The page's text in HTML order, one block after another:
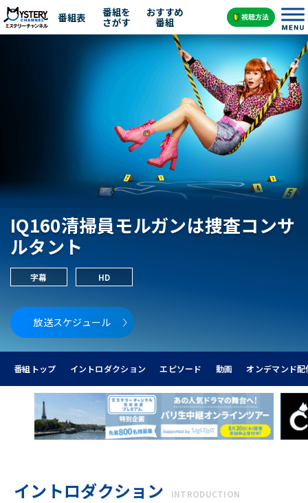
番組表 番組を
さがす
おすすめ
番組
IQ160清掃員モルガンは捜査コンサ
ルタント
字幕 HD
放送スケジュール
番組トップ イントロダクション エピソード 動画 オンデマンド配
イントロダクション INTRODUCTION